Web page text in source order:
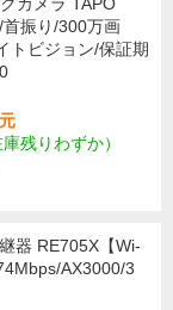
カメラ TAPO
振り/300万画
トビジョン/保証期
残りわずか）
器 RE705X【Wi-
AX3000/3